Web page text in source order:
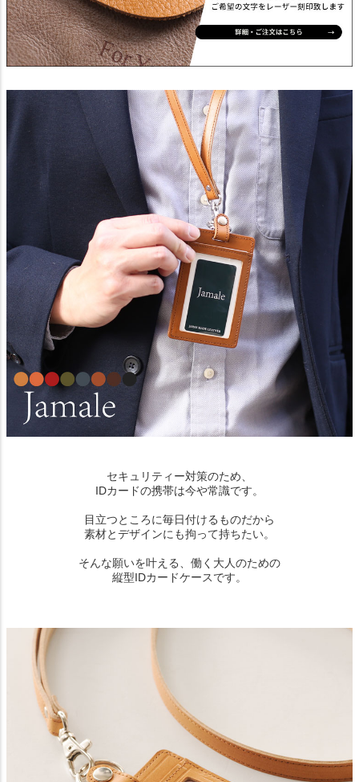
セキュリティー対策のため、
IDカードの携帯は今や常識です。
目立つところに毎日付けるものだから
素材とデザインにも拘って持ちたい。
そんな願いを叶える、働く大人のための
縦型IDカードケースです。